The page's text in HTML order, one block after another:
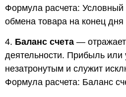
Формула расчета: Условный
обмена товара на конец дня
4. Баланс счета —
деятельности. Прибыль или
незатронутым и служит
Формула расчета: Баланс